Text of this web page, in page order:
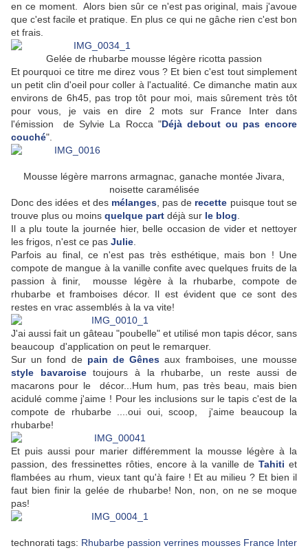
en ce moment. Alors bien sûr ce n'est pas original, mais j'avoue
que c'est facile et pratique. En plus ce qui ne gâche rien c'est bon
et frais.
Gelée de rhubarbe mousse légère ricotta passion
Et pourquoi ce titre me direz vous ? Et bien c'est tout simplement
un petit clin d'oeil pour coller à l'actualité. Ce dimanche matin aux
environs de 6h45, pas trop tôt pour moi, mais sûrement très tôt
pour vous, je vais en dire 2 mots sur France Inter dans
l'émission de Sylvie La Rocca "Déjà debout ou pas encore
couché".
Mousse légère marrons armagnac, ganache montée Jivara,
noisette caramélisée
Donc des idées et des mélanges, pas de recette puisque tout se
trouve plus ou moins quelque part déjà sur le blog
Il a plu toute la journée hier, belle occasion de vider et nettoyer
les frigos, n'est ce pas Julie
Parfois au final, ce n'est pas très esthétique, mais bon ! Une
compote de mangue à la vanille confite avec quelques fruits de la
passion à finir, mousse légère à la rhubarbe, compote de
rhubarbe et framboises décor. Il est évident que ce sont des
restes en vrac assemblés à la va vite!
J'ai aussi fait un gâteau "poubelle" et utilisé mon tapis décor, sans
beaucoup d'application on peut le remarquer.
Sur un fond de pain de Gênes aux framboises, une mousse
style bavaroisetoujours à la rhubarbe, un reste aussi de
macarons pour le décor...Hum hum, pas très beau, mais bien
acidulé comme j'aime ! Pour les inclusions sur le tapis c'est de la
compote de rhubarbe ....oui oui, scoop, j'aime beaucoup la
rhubarbe!
Et puis aussi pour marier différemment la mousse légère à la
passion, des fressinettes rôties, encore à la vanille de Tahiti et
flambées au rhum, vieux tant qu'à faire ! Et au milieu ? Et bien il
faut bien finir la gelée de rhubarbe! Non, non, on ne se moque
pas!
technorati tags: Rhubarbe passion verrines mousses France Inter